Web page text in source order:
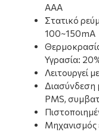
ΑΑΑ
Στατικό
100~150mA
Υγρασία:
Λειτουργεί
Διασύνδεση
PMS,
Μηχανισμός